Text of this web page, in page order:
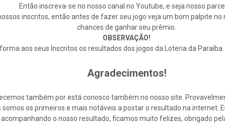
Então inscreva-se no nosso canal no Youtube, e seja nosso
inscritos, então antes de fazer seu jogo veja um bom palpite
chances de ganhar seu prêmio.
OBSERVAÇÃO!
aos seus Inscritos os resultados dos jogos da Loteria da
Agradecimentos!
também por está conosco também no nosso site.
os primeiros e mais notáveis a postar o resultado na
o nosso resultado, ficamos muito felizes, obrigado